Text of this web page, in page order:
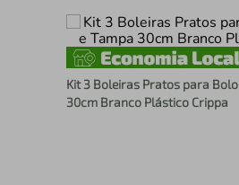
Kit 3 Boleiras Pratos para Bolo
30cm Branco Plástico Crippa